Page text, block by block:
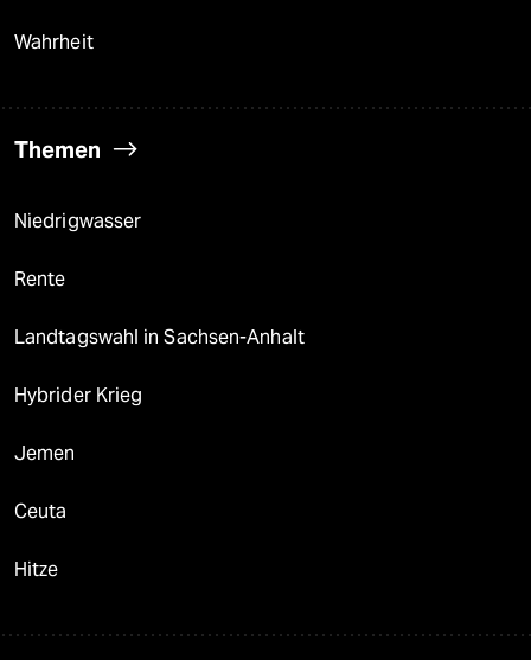
Wahrheit
Themen
Niedrigwasser
Rente
Landtagswahl in Sachsen-Anhalt
Hybrider Krieg
Jemen
Ceuta
Hitze